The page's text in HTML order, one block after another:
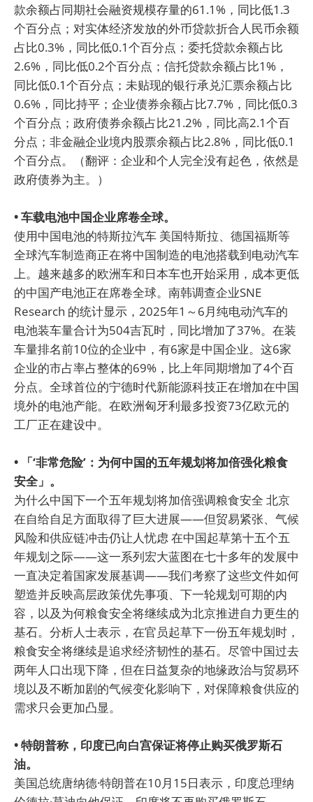
款余额占同期社会融资规模存量的61.1%，同比低1.3
个百分点；对实体经济发放的外币贷款折合人民币余额
占比0.3%，同比低0.1个百分点；委托贷款余额占比
2.6%，同比低0.2个百分点；信托贷款余额占比1%，
同比低0.1个百分点；未贴现的银行承兑汇票余额占比
0.6%，同比持平；企业债券余额占比7.7%，同比低0.3
个百分点；政府债券余额占比21.2%，同比高2.1个百
分点；非金融企业境内股票余额占比2.8%，同比低0.1
个百分点。（翻评：企业和个人完全没有起色，依然是
政府债券为主。）
• 车载电池中国企业席卷全球。
使用中国电池的特斯拉汽车 美国特斯拉、德国福斯等
全球汽车制造商正在将中国制造的电池搭载到电动汽车
上。越来越多的欧洲车和日本车也开始采用，成本更低
的中国产电池正在席卷全球。南韩调查企业SNE
Research 的统计显示，2025年1～6月纯电动汽车的
电池装车量合计为504吉瓦时，同比增加了37%。在装
车量排名前10位的企业中，有6家是中国企业。这6家
企业的市占率占整体的69%，比上年同期增加了4个百
分点。全球首位的宁德时代新能源科技正在增加在中国
境外的电池产能。在欧洲匈牙利最多投资73亿欧元的
工厂正在建设中。
• 「‘非常危险’：为何中国的五年规划将加倍强化粮食
安全」。
为什么中国下一个五年规划将加倍强调粮食安全 北京
在自给自足方面取得了巨大进展——但贸易紧张、气候
风险和供应链冲击仍让人忧虑 在中国起草第十五个五
年规划之际——这一系列宏大蓝图在七十多年的发展中
一直决定着国家发展基调——我们考察了这些文件如何
塑造并反映高层政策优先事项、下一轮规划可期的内
容，以及为何粮食安全将继续成为北京推进自力更生的
基石。分析人士表示，在官员起草下一份五年规划时，
粮食安全将继续是追求经济韧性的基石。尽管中国过去
两年人口出现下降，但在日益复杂的地缘政治与贸易环
境以及不断加剧的气候变化影响下，对保障粮食供应的
需求只会更加凸显。
• 特朗普称，印度已向白宫保证将停止购买俄罗斯石
油。
美国总统唐纳德·特朗普在10月15日表示，印度总理纳